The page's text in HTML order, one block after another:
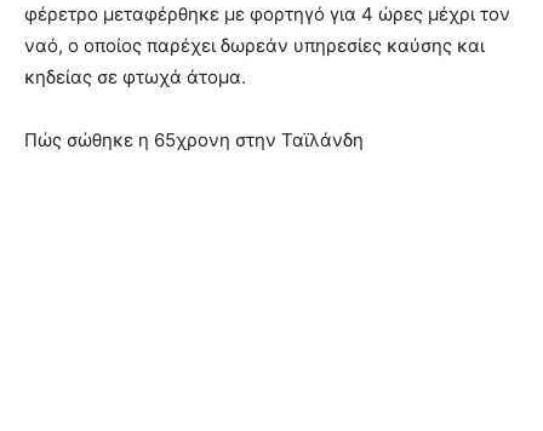
φέρετρο μεταφέρθηκε με φορτηγό για 4 ώρες μέχρι τον
ναό, ο οποίος παρέχει δωρεάν υπηρεσίες καύσης και
κηδείας σε φτωχά άτομα.
Πώς σώθηκε η 65χρονη στην Ταϊλάνδη